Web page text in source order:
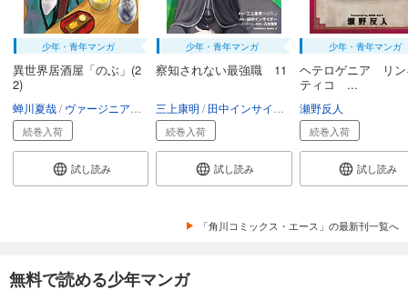
少年・青年マンガ
異世界居酒屋「のぶ」(2
2)
蝉川夏哉 ヴァージニア二等兵 転
続巻入荷
試し読み
少年・青年マンガ
察知されない最強職 11
三上康明 田中インサイダー 八城惺架
続巻入荷
試し読み
少年・青年マンガ
ヘテロゲニア リン
ティコ ...
瀬野反人
続巻入荷
試し読み
「角川コミックス・エース」の最新刊一覧へ
無料で読める少年マンガ